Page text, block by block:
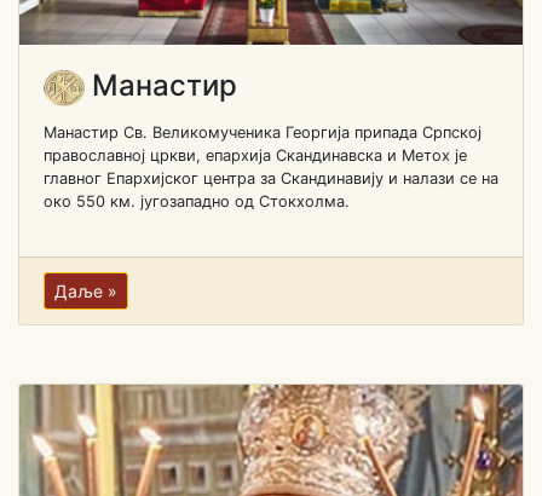
Манастир
Манастир Св. Великомученика Георгија припада Српској
православној цркви, епархија Скандинавска и Метох је
главног Епархијског центра за Скандинавију и налази се на
око 550 км. југозападно од Стокхолма.
Даље »